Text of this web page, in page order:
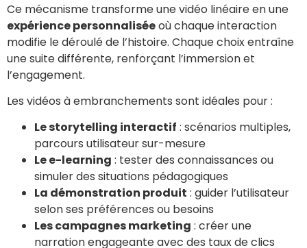
Ce mécanisme transforme une vidéo linéaire en une
expérience personnaliséeoù chaque interaction
modifie le déroulé de l’histoire. Chaque choix entraîne
une suite différente, renforçant l’immersion et
l’engagement.
Les vidéos à embranchements sont idéales pour :
Le storytelling interactif : scénarios multiples,
parcours utilisateur sur-mesure
Le e-learning : tester des connaissances ou
simuler des situations pédagogiques
La démonstration produit : guider l’utilisateur
selon ses préférences ou besoins
Les campagnes marketing : créer une
narration engageante avec des taux de clics